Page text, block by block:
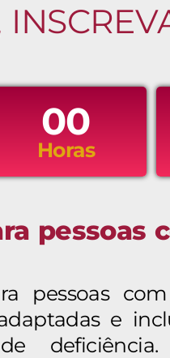
00
Horas
pessoas
pessoas
e
deficiência.